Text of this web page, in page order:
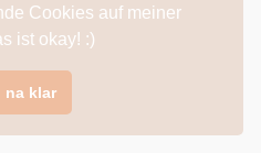
Ausübung
oder
einer anderen
Person
Cookies auf meiner
ist okay! :)
na klar